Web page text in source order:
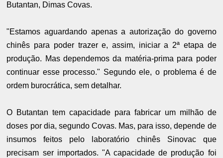
Butantan, Dimas Covas.
"Estamos aguardando apenas a autorização do governo
chinês para poder trazer e, assim, iniciar a 2ª etapa de
produção. Mas dependemos da matéria-prima para poder
continuar esse processo." Segundo ele, o problema é de
ordem burocrática, sem detalhar.
O Butantan tem capacidade para fabricar um milhão de
doses por dia, segundo Covas. Mas, para isso, depende de
insumos feitos pelo laboratório chinês Sinovac que
precisam ser importados. "A capacidade de produção foi